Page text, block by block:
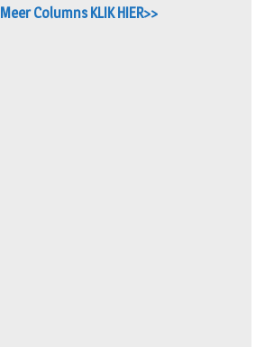
Meer Columns KLIK HIER>>